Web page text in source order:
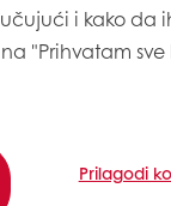
i kako
na "Prihvatam
Prilagodi